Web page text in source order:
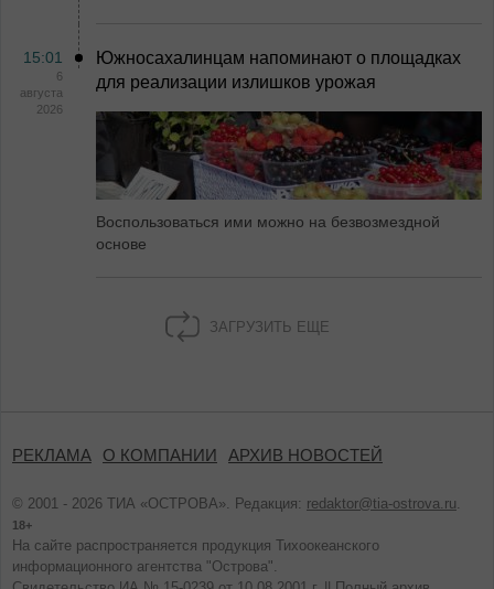
15:01
6
августа
2026
Южносахалинцам напоминают о площадках
для реализации излишков урожая
Воспользоваться ими можно на безвозмездной
основе
ЗАГРУЗИТЬ ЕЩЕ
РЕКЛАМА О КОМПАНИИ АРХИВ НОВОСТЕЙ
© 2001 - 2026 ТИА «ОСТРОВА». Редакция: redaktor@tia-ostrova.ru.
18+
На сайте распространяется продукция Тихоокеанского
информационного агентства "Острова".